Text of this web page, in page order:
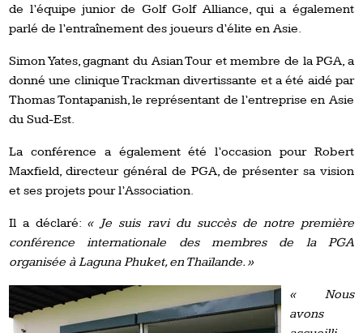
de l’équipe junior de Golf Golf Alliance, qui a également
parlé de l’entraînement des joueurs d’élite en Asie.
Simon Yates, gagnant du Asian Tour et membre de la PGA, a
donné une clinique Trackman divertissante et a été aidé par
Thomas Tontapanish, le représentant de l’entreprise en Asie
du Sud-Est.
La conférence a également été l’occasion pour Robert
Maxfield, directeur général de PGA, de présenter sa vision
et ses projets pour l’Association.
Il a déclaré: « Je suis ravi du succès de notre première
conférence internationale des membres de la PGA
organisée à Laguna Phuket, en Thaïlande. »
« Nous
avons